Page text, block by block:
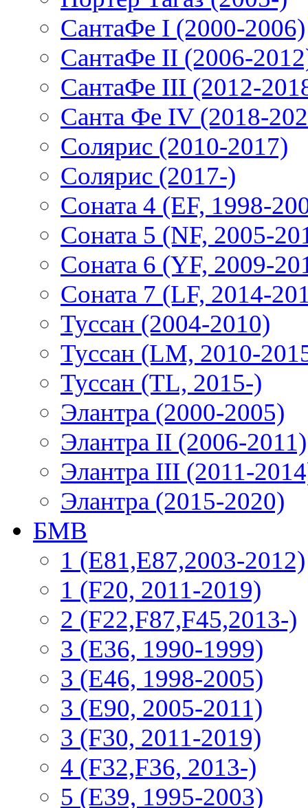
СантаФе I (2000-2006)
СантаФе II (2006-
СантаФе III (2012-
Санта Фе IV (2018-
Солярис (2010-2017)
Солярис (2017-)
Соната 4 (EF, 1998-
Соната 5 (NF, 2005-
Соната 6 (YF, 2009-
Соната 7 (LF, 2014-
Туссан (2004-2010)
Туссан (LM, 2010-
Туссан (TL, 2015-)
Элантра (2000-2005)
Элантра II (2006-2011)
Элантра III (2011-
Элантра (2015-2020)
БМВ
1 (E81,E87,2003-2012)
1 (F20, 2011-2019)
2 (F22,F87,F45,2013-)
3 (Е36, 1990-1999)
3 (E46, 1998-2005)
3 (E90, 2005-2011)
3 (F30, 2011-2019)
4 (F32,F36, 2013-)
5 (E39, 1995-2003)